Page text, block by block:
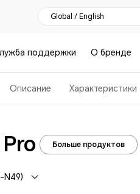
Global / English
поддержки О бренде
Описание Характеристики
Больше продуктов
N49)